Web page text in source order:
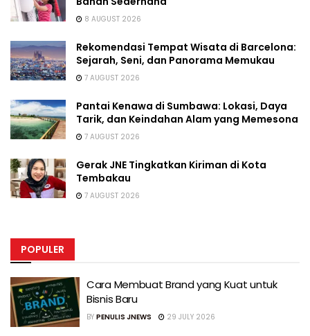
8 AUGUST 2026
Rekomendasi Tempat Wisata di Barcelona:
Sejarah, Seni, dan Panorama Memukau
7 AUGUST 2026
Pantai Kenawa di Sumbawa: Lokasi, Daya
Tarik, dan Keindahan Alam yang Memesona
7 AUGUST 2026
Gerak JNE Tingkatkan Kiriman di Kota
Tembakau
7 AUGUST 2026
POPULER
Cara Membuat Brand yang Kuat untuk
Bisnis Baru
BY PENULIS JNEWS 29 JULY 2026